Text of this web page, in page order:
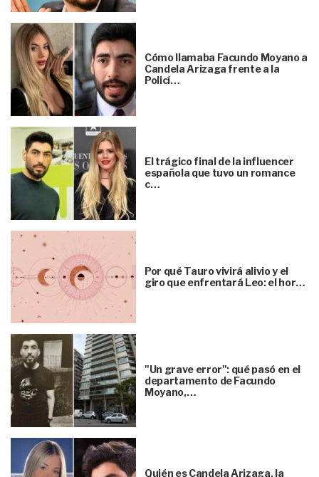
Cómo llamaba Facundo Moyano a
Candela Arizaga frente a la
Policí…
El trágico final de la influencer
española que tuvo un romance
c…
Por qué Tauro vivirá alivio y el
giro que enfrentará Leo: el hor…
"Un grave error": qué pasó en el
departamento de Facundo
Moyano,…
Quién es Candela Arizaga, la